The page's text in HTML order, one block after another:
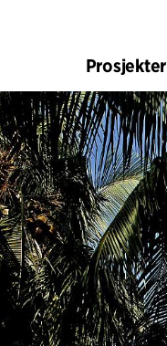
Prosjekter